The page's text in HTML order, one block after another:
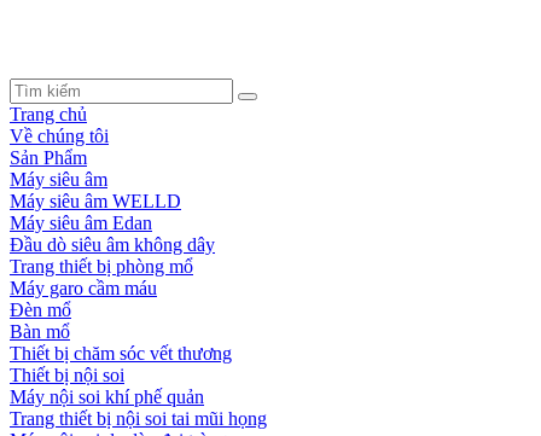
Trang chủ
Về chúng tôi
Sản Phẩm
Máy siêu âm
Máy siêu âm WELLD
Máy siêu âm Edan
Đầu dò siêu âm không dây
Trang thiết bị phòng mổ
Máy garo cầm máu
Đèn mổ
Bàn mổ
Thiết bị chăm sóc vết thương
Thiết bị nội soi
Máy nội soi khí phế quản
Trang thiết bị nội soi tai mũi họng